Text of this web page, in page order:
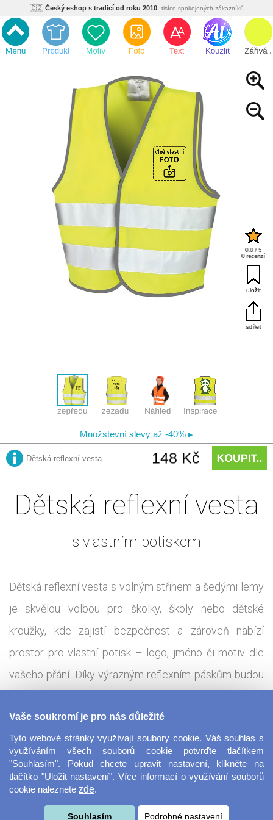
🇨🇿 Český eshop s tradicí od roku 2010 tisíce spokojených zákazníků
Ekologický a zdravotně nezávadný žádná čína, barvy s certifikáty
💡Inovativní výroba vlastní vývoj, nejnovější technologie
Rychlé dodání expedujeme do 24h
Kvalita pod kontrolou jsme přímý výrobce, žádný zprostředkovatel
Český eshop s tradicí od roku 2010 tisíce spokojených zákazníků
Dětská reflexní vesta
s vlastním potiskem
Dětská reflexní vesta s volným střihem a šedými lemy
je skvělou volbou pro školky, školy nebo dětské
kroužky, kde zajistí bezpečnost a zároveň nabízí
prostor pro vlastní potisk – logo, jméno či motiv dle
vašeho přání. Díky výrazným reflexním páskům budou
školních akcích nebo sportovních aktivitách. Praktická
a snadno udržovatelná, pratelná na 40 °C, ideální pro
každodenní použití. Materiál: 100% polyester Gramáž:
120g/m²
Vaše soukromí je pro nás důležité
Tyto webové stránky využívají soubory cookie. Váš souhlas s
využíváním všech souborů cookie potvrďte tlačítkem
"Souhlasím". Pokud chcete upravit nastavení, klikněte na
tlačítko "Uložit nastavení". Více informací o využívání souborů
cookie naleznete zde.
Souhlasím Podrobné nastavení